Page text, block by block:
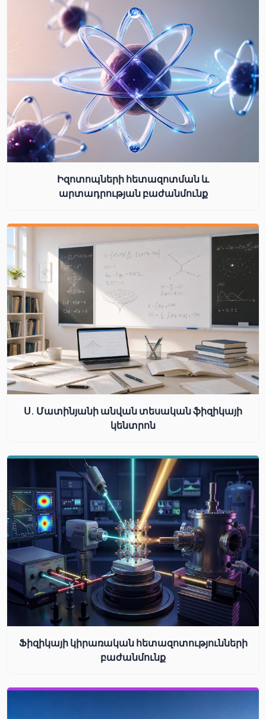
Իզոտոպների հետազոտման և
արտադրության բաժանմունք
Ս. Մատինյանի անվան տեսական ֆիզիկայի
կենտրոն
Ֆիզիկայի կիրառական հետազոտությունների
բաժանմունք